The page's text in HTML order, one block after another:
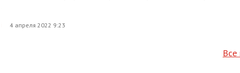
4 апреля 2022 9:23
Все